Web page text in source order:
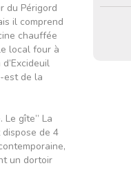
du Périgord
il comprend
chauffée
local four à
est de la
gîte” La
de 4
un dortoir